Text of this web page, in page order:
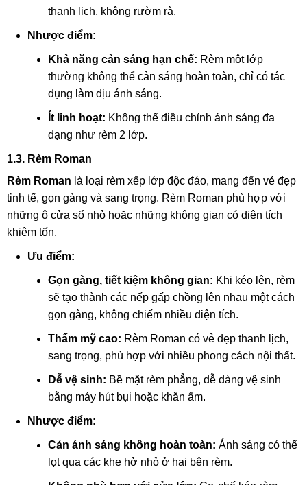
thanh lịch, không rườm rà.
Nhược điểm:
Khả năng cản sáng hạn chế: Rèm một lớp
thường không thể cản sáng hoàn toàn, chỉ có tác
dụng làm dịu ánh sáng.
Ít linh hoạt: Không thể điều chỉnh ánh sáng đa
dạng như rèm 2 lớp.
1.3. Rèm Roman
Rèm Roman là loại rèm xếp lớp độc đáo, mang đến vẻ đẹp
tinh tế, gọn gàng và sang trọng. Rèm Roman phù hợp với
những ô cửa sổ nhỏ hoặc những không gian có diện tích
khiêm tốn.
Ưu điểm:
Gọn gàng, tiết kiệm không gian: Khi kéo lên, rèm
sẽ tạo thành các nếp gấp chồng lên nhau một cách
gọn gàng, không chiếm nhiều diện tích.
Thẩm mỹ cao: Rèm Roman có vẻ đẹp thanh lịch,
sang trọng, phù hợp với nhiều phong cách nội thất.
Dễ vệ sinh: Bề mặt rèm phẳng, dễ dàng vệ sinh
bằng máy hút bụi hoặc khăn ẩm.
Nhược điểm:
Cản ánh sáng không hoàn toàn: Ánh sáng có thể
lọt qua các khe hở nhỏ ở hai bên rèm.